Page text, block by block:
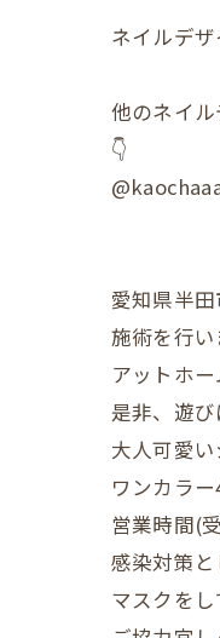
ネイルデ
他のネイ
👇
愛知県半
施術を行
アットホ
是非、遊
大人可愛
ワンカラ
営業時間(
感染対策と
マスクを